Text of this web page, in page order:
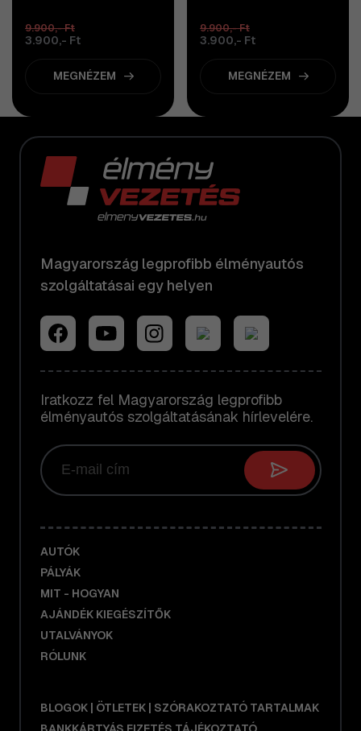
9.900,- Ft
3.900,- Ft
MEGNÉZEM
9.900,- Ft
3.900,- Ft
MEGNÉZEM
Magyarország legprofibb élményautós
szolgáltatásai egy helyen
Iratkozz fel Magyarország legprofibb
élményautós szolgáltatásának hírlevelére.
AUTÓK
PÁLYÁK
MIT - HOGYAN
AJÁNDÉK KIEGÉSZÍTŐK
UTALVÁNYOK
RÓLUNK
BLOGOK | ÖTLETEK | SZÓRAKOZTATÓ TARTALMAK